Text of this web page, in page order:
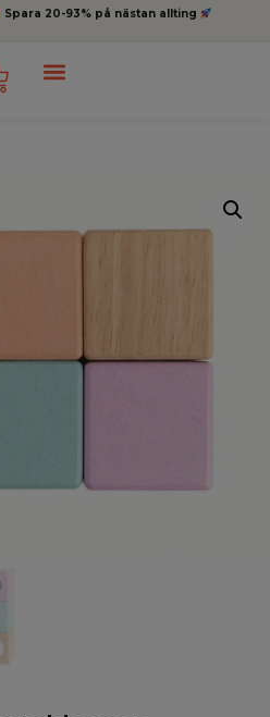
Spara 20-93% på nästan allting